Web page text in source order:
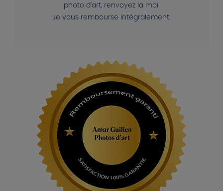
photo d'art, renvoyez la moi.
Je vous rembourse intégralement.